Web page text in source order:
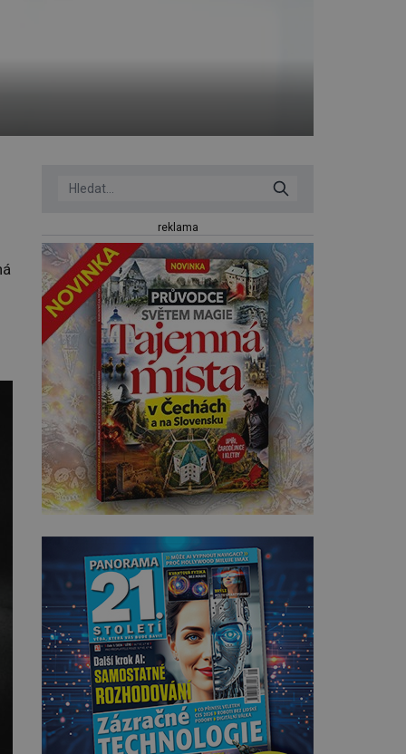
reklama